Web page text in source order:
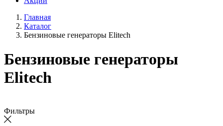
Главная
Каталог
Бензиновые генераторы Elitech
Бензиновые генераторы
Elitech
Фильтры